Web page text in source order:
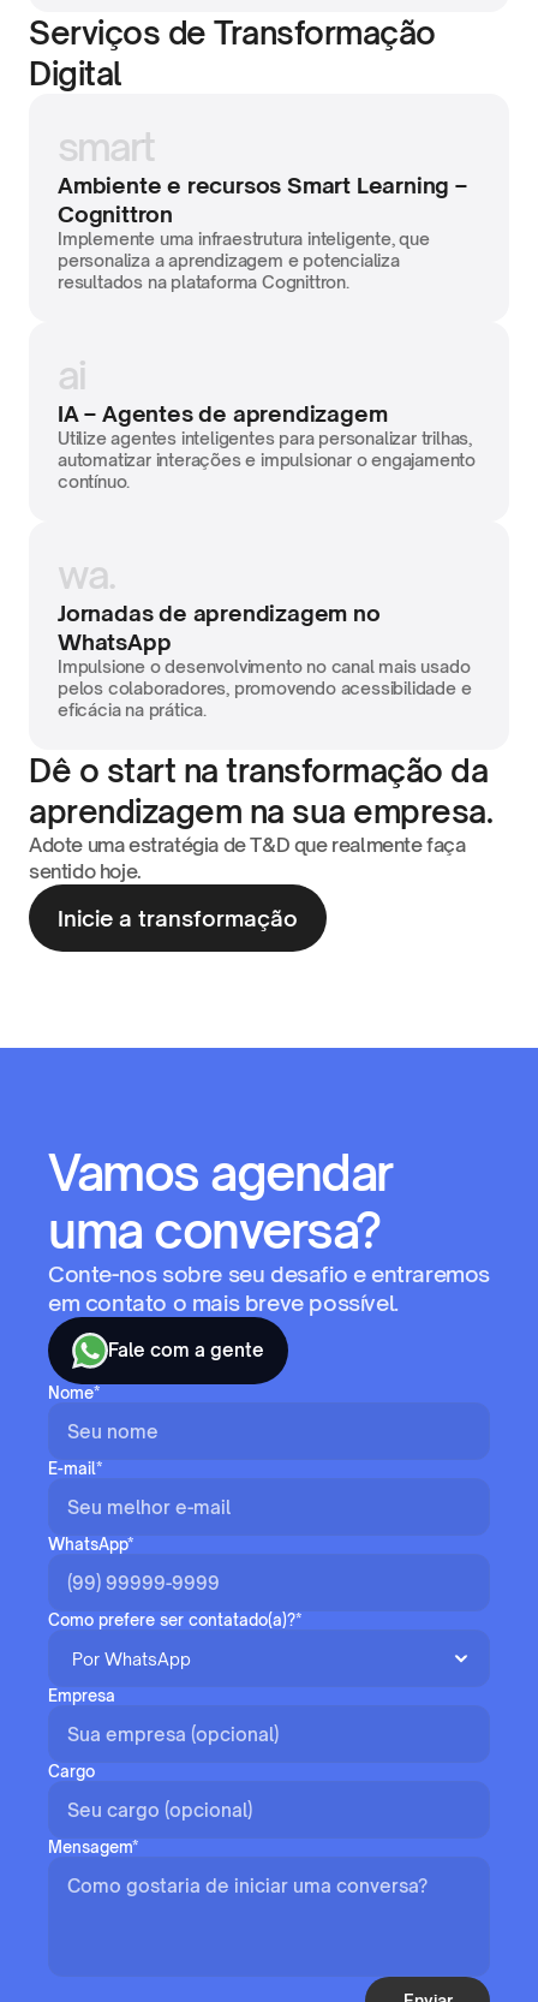
Serviços de Transformação
Digital
smart
Ambiente e recursos Smart Learning –
Cognittron
Implemente uma infraestrutura inteligente, que
personaliza a aprendizagem e potencializa
resultados na plataforma Cognittron.
ai
IA – Agentes de aprendizagem
Utilize agentes inteligentes para personalizar trilhas,
automatizar interações e impulsionar o engajamento
contínuo.
wa.
Jornadas de aprendizagem no
WhatsApp
Impulsione o desenvolvimento no canal mais usado
pelos colaboradores, promovendo acessibilidade e
eficácia na prática.
Dê o start na transformação da
aprendizagem na sua empresa.
Adote uma estratégia de T&D que realmente faça
sentido hoje.
Inicie a transformação
Vamos agendar
uma conversa?
Conte-nos sobre seu desafio e entraremos
em contato o mais breve possível.
Fale com a gente
Nome*
E-mail*
WhatsApp*
Como prefere ser contatado(a)?*
Empresa
Cargo
Mensagem*